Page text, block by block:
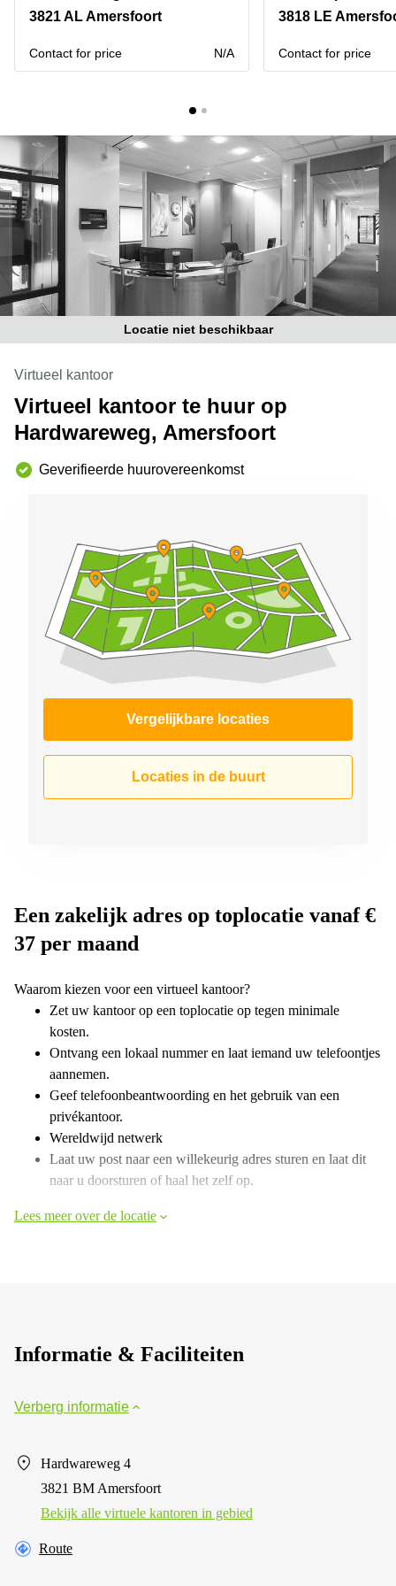
Hengelo
Hilversum
Rotterdam
Tiel
Tilburg
Zwolle
Amsterdam
Westpoort
Reeuwijk
Business
center
Amsterdam
Westpoort
Business
center
Hilversum
Business
center
Den
Haag
space
Arnhem
Kantoorruimte
Coworking
Zwolle
Coworking
Haarlem
Kantoor
Hengelo
3821 AL Amersfoort
Contact for price N/A
3818 LE
Contact for price
Locatie niet beschikbaar
Virtueel kantoor
Virtueel kantoor te huur op
Hardwareweg, Amersfoort
Geverifieerde huurovereenkomst
Vergelijkbare locaties
Locaties in de buurt
Een zakelijk adres op toplocatie vanaf €
37 per maand
Waarom kiezen voor een virtueel kantoor?
Zet uw kantoor op een toplocatie op tegen minimale
kosten.
Ontvang een lokaal nummer en laat iemand uw telefoontjes
aannemen.
Geef telefoonbeantwoording en het gebruik van een
privékantoor.
Wereldwijd netwerk
Laat uw post naar een willekeurig adres sturen en laat dit
naar u doorsturen of haal het zelf op.
Lees meer over de locatie
Informatie & Faciliteiten
Verberg informatie
Hardwareweg 4
3821 BM Amersfoort
Bekijk alle virtuele kantoren in gebied
Route